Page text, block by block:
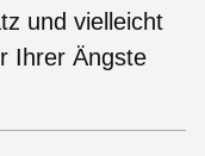
und vielleicht
Ihrer Ängste